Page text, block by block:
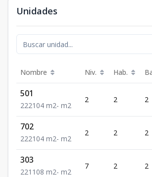
Unidades
Nombre Niv. Hab.
501
222104 m2- m2
2 2 2
702
222104 m2- m2
2 2 2
303
221 108 m2- m2
7 2 2